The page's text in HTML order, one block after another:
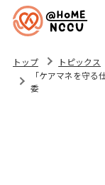
トップ
トピックス
「ケアマネを守
委